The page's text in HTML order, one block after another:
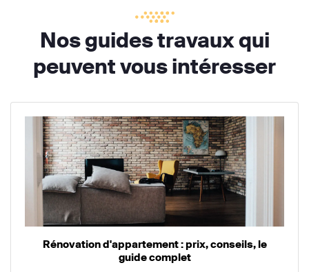
Nos guides travaux qui
peuvent vous intéresser
Rénovation d'appartement : prix, conseils, le
guide complet